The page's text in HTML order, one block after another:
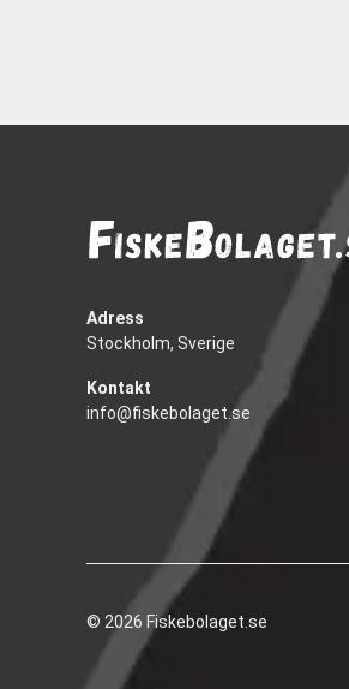
Adress
Stockholm, Sverige
Kontakt
info@fiskebolaget.se
© 2026 Fiskebolaget.se